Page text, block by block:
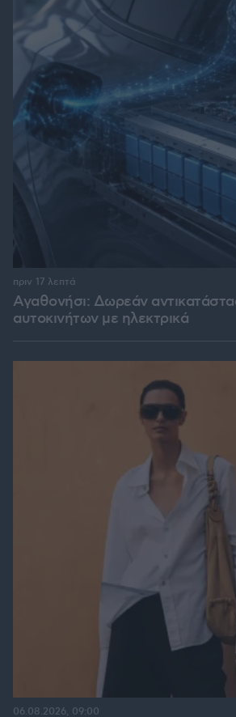
Αγαθονήσι: Δωρεάν
αυτοκινήτων με ηλεκτρικά
πριν 17 λεπτά
06.08.2026, 09:00